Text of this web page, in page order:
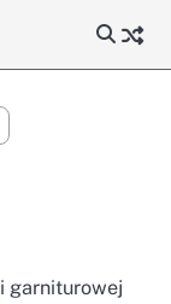
garniturowej